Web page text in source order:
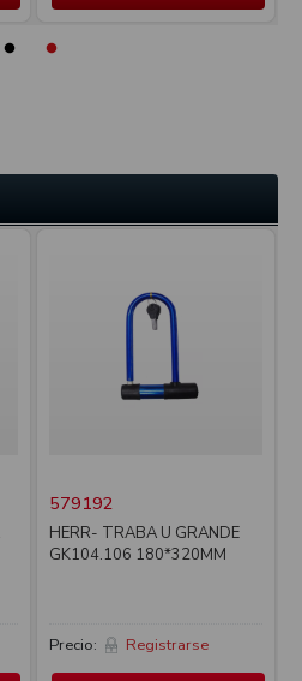
579192
HERR- TRABA U GRANDE
GK104.106 180*320MM
Precio: Registrarse